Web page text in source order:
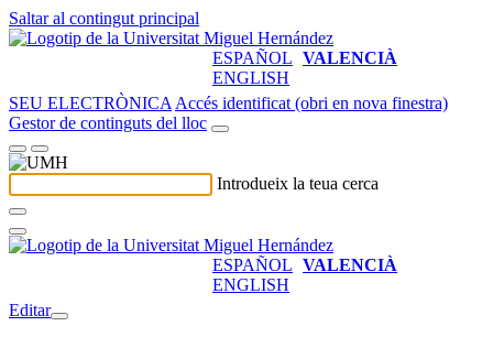
Saltar al contingut principal
ESPAÑOL VALENCIÀ
ENGLISH
SEU ELECTRÒNICA Accés identificat (obri en nova finestra)
Gestor de continguts del lloc
Introdueix la teua cerca
ESPAÑOL VALENCIÀ
ENGLISH
Editar